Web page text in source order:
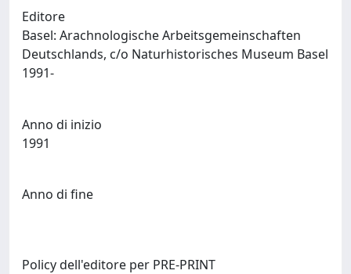
Editore
Basel: Arachnologische Arbeitsgemeinschaften
Deutschlands, c/o Naturhistorisches Museum Basel
Anno di inizio
Anno di fine
Policy dell'editore per PRE-PRINT